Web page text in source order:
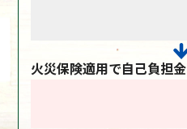
火災保険適用で自己負担金